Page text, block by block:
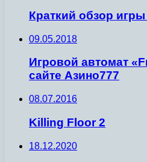
Краткий обзор
09.05.2018
Игровой автомат
сайте Азино777
08.07.2016
Killing Floor 2
18.12.2020